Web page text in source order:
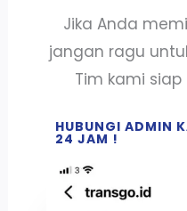
Jika Anda
jangan ragu
Tim kami
HUBUNGI ADMIN
24 JAM !